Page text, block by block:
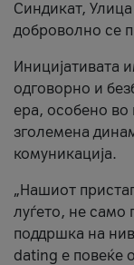
Синдикат,
доброволно се
Иницијативата
одговорно и
ера, особено во
зголемена
комуникација.
„Нашиот
луѓето, не само
поддршка на
dating е повеќе